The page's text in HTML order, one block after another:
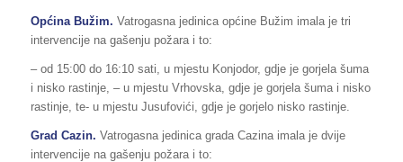
Općina Bužim. Vatrogasna jedinica općine Bužim imala je tri
intervencije na gašenju požara i to:
– od 15:00 do 16:10 sati, u mjestu Konjodor, gdje je gorjela šuma
i nisko rastinje, – u mjestu Vrhovska, gdje je gorjela šuma i nisko
rastinje, te- u mjestu Jusufovići, gdje je gorjelo nisko rastinje.
Grad Cazin. Vatrogasna jedinica grada Cazina imala je dvije
intervencije na gašenju požara i to: